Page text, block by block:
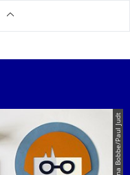
© Tina Bobbe/Paul Judt